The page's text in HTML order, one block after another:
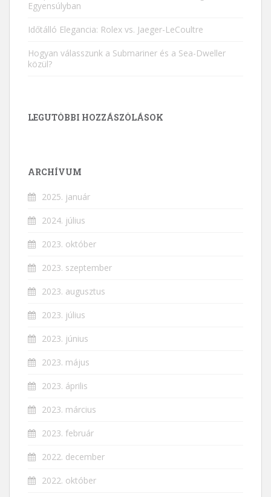
Egyensúlyban
Időtálló Elegancia: Rolex vs. Jaeger-LeCoultre
Hogyan válasszunk a Submariner és a Sea-Dweller
közül?
LEGUTÓBBI HOZZÁSZÓLÁSOK
ARCHÍVUM
2025. január
2024. július
2023. október
2023. szeptember
2023. augusztus
2023. július
2023. június
2023. május
2023. április
2023. március
2023. február
2022. december
2022. október